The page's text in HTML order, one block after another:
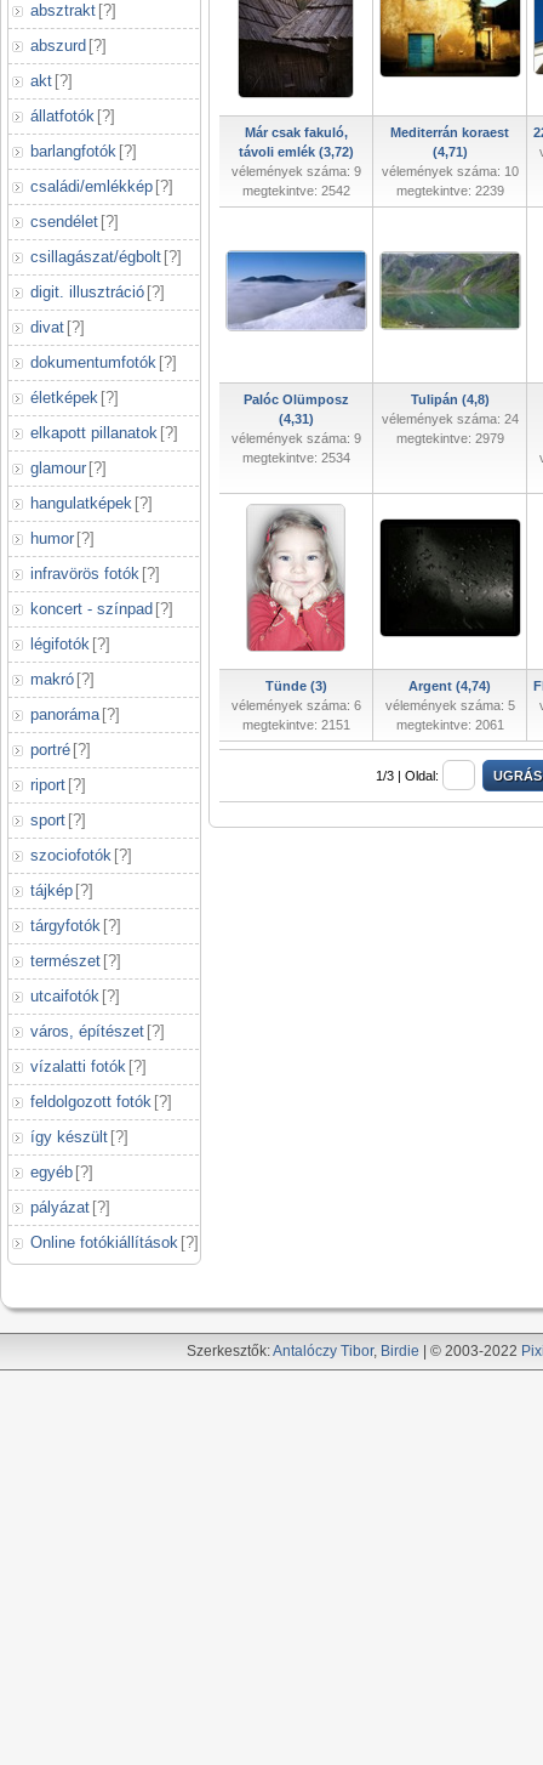
absztrakt [?]
abszurd [?]
akt [?]
állatfotók [?]
barlangfotók [?]
családi/emlékkép [?]
csendélet [?]
csillagászat/égbolt [?]
digit. illusztráció [?]
divat [?]
dokumentumfotók [?]
életképek [?]
elkapott pillanatok [?]
glamour [?]
hangulatképek [?]
humor [?]
infravörös fotók [?]
koncert - színpad [?]
légifotók [?]
makró [?]
panoráma [?]
portré [?]
riport [?]
sport [?]
szociofotók [?]
tájkép [?]
tárgyfotók [?]
természet [?]
utcaifotók [?]
város, építészet [?]
vízalatti fotók [?]
feldolgozott fotók [?]
így készült [?]
egyéb [?]
pályázat [?]
Online fotókiállítások [?]
Már csak fakuló,
távoli emlék (3,72)
vélemények száma: 9
megtekintve: 2542
Mediterrán koraest
(4,71)
vélemények száma: 10
megtekintve: 2239
Palóc Olümposz
(4,31)
vélemények száma: 9
megtekintve: 2534
Tulipán (4,8)
vélemények száma: 24
megtekintve: 2979
Tünde (3)
vélemények száma: 6
megtekintve: 2151
Argent (4,74)
vélemények száma: 5
megtekintve: 2061
1/3 | Oldal:
Szerkesztők:Antalóczy Tibor, Birdie | © 2003-2022